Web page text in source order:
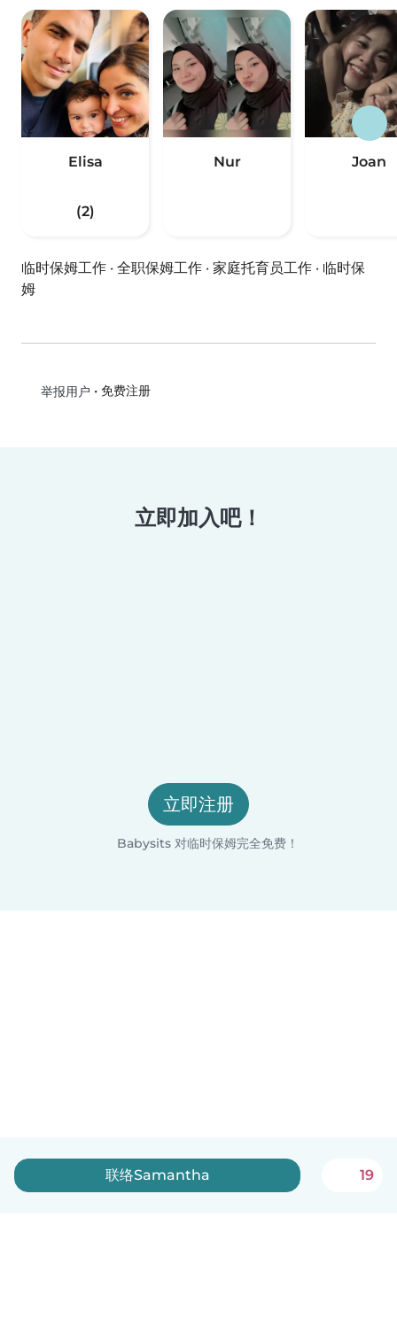
Elisa
(2)
Nur Joan
临时保姆工作 · 全职保姆工作 · 家庭托育员工作 · 临时保
姆
举报用户 • 免费注册
立即加入吧！
立即注册
Babysits 对临时保姆完全免费！
联络Samantha 19